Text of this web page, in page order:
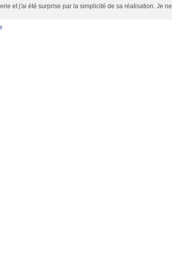
et j'ai été surprise par la simplicité de sa réalisation. Je